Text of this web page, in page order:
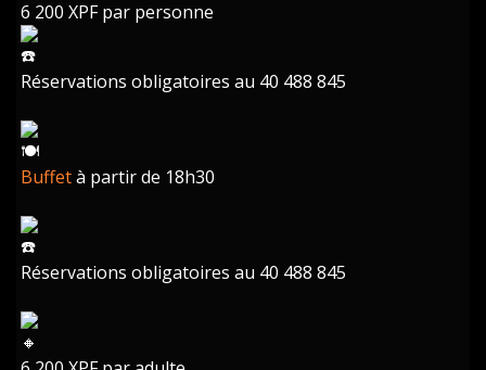
6 200 XPF par personne
Réservations obligatoires au 40 488 845
Buffetà partir de 18h30
Réservations obligatoires au 40 488 845